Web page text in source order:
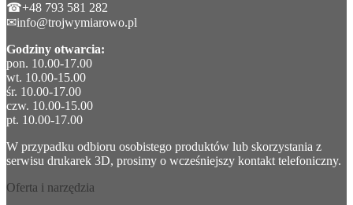
☎+48 793 581 282
✉info@trojwymiarowo.pl
Godziny otwarcia:
pon. 10.00-17.00
wt. 10.00-15.00
śr. 10.00-17.00
czw. 10.00-15.00
pt. 10.00-17.00
W przypadku odbioru osobistego produktów lub skorzystania z
serwisu drukarek 3D, prosimy o wcześniejszy kontakt telefoniczny.
Oferta i narzędzia